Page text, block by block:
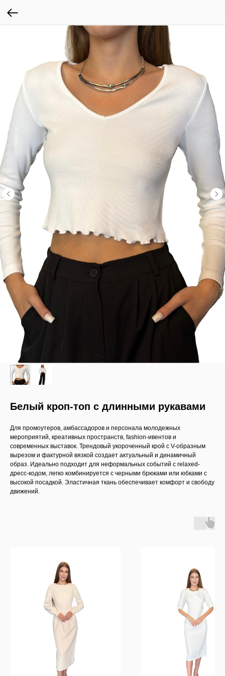
Белый кроп-топ с длинными рукавами
Для промоутеров, амбассадоров и персонала молодежных
мероприятий, креативных пространств, fashion-ивентов и
современных выставок. Трендовый укороченный крой с V-образным
вырезом и фактурной вязкой создает актуальный и динамичный
образ. Идеально подходит для неформальных событий с relaxed-
дресс-кодом, легко комбинируется с черными брюками или юбками с
высокой посадкой. Эластичная ткань обеспечивает комфорт и свободу
движений.